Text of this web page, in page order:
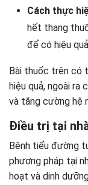
Cách thực
hết thang
để có hiệu
Bài thuốc trên có
hiệu quả, ngoài ra
và tăng cường hệ
Điều trị tại
Bệnh tiểu đường
phương pháp tại
hoạt và dinh